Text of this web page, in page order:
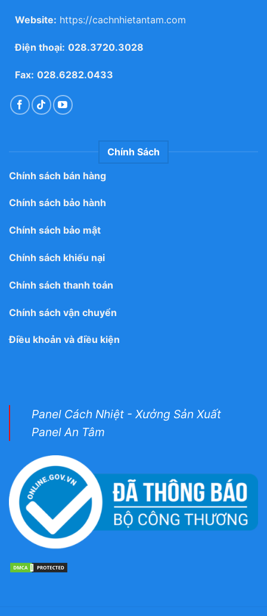
Website: https://cachnhietantam.com
Điện thoại: 028.3720.3028
Fax: 028.6282.0433
Chính Sách
Chính sách bán hàng
Chính sách bảo hành
Chính sách bảo mật
Chính sách khiếu nại
Chính sách thanh toán
Chính sách vận chuyển
Điều khoản và điều kiện
Panel Cách Nhiệt - Xưởng Sản Xuất
Panel An Tâm